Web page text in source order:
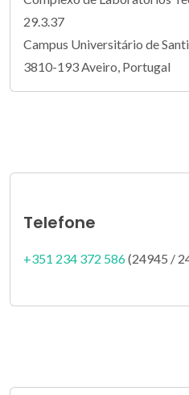
29.3.37
Campus Universitário de
3810-193 Aveiro, Portugal
Telefone
+351 234 372 586(24945 /